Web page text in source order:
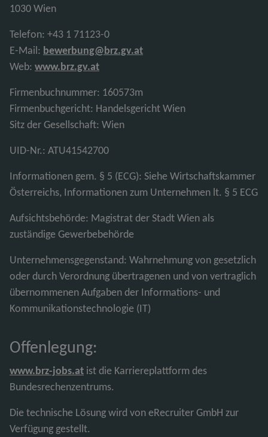
1030 Wien
Telefon: +43 1 71123-0
E-Mail: bewerbung@brz.gv.at
Web: www.brz.gv.at
Firmenbuchnummer: 160573m
Firmenbuchgericht: Handelsgericht Wien
Sitz der Gesellschaft: Wien
UID-Nr.: ATU41542700
Informationen gem. § 5 (ECG): Siehe Wirtschaftskammer
Österreichs, Informationen zum Unternehmen lt. § 5 ECG
Aufsichtsbehörde: Magistrat der Stadt Wien als
zuständige Gewerbebehörde
Unternehmensgegenstand: Wahrnehmung von gesetzlich
oder durch Verordnung übertragenen und von vertraglich
übernommenen Aufgaben der Informations- und
Kommunikationstechnologie (IT)
Offenlegung:
www.brz-jobs.at ist die Karriereplattform des
Bundesrechenzentrums.
Die technische Lösung wird von eRecruiter GmbH zur
Verfügung gestellt.